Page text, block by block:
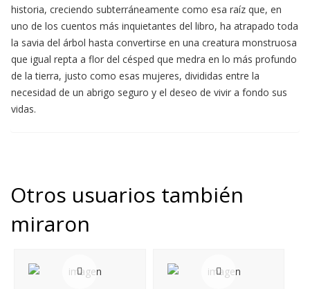
historia, creciendo subterráneamente como esa raíz que, en
uno de los cuentos más inquietantes del libro, ha atrapado toda
la savia del árbol hasta convertirse en una creatura monstruosa
que igual repta a flor del césped que medra en lo más profundo
de la tierra, justo como esas mujeres, divididas entre la
necesidad de un abrigo seguro y el deseo de vivir a fondo sus
vidas.
Otros usuarios también
miraron